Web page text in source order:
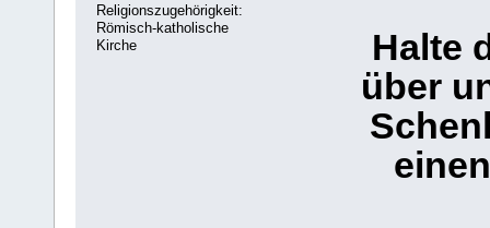
Religionszugehörigkeit:
Römisch-katholische
Kirche
Halte
über